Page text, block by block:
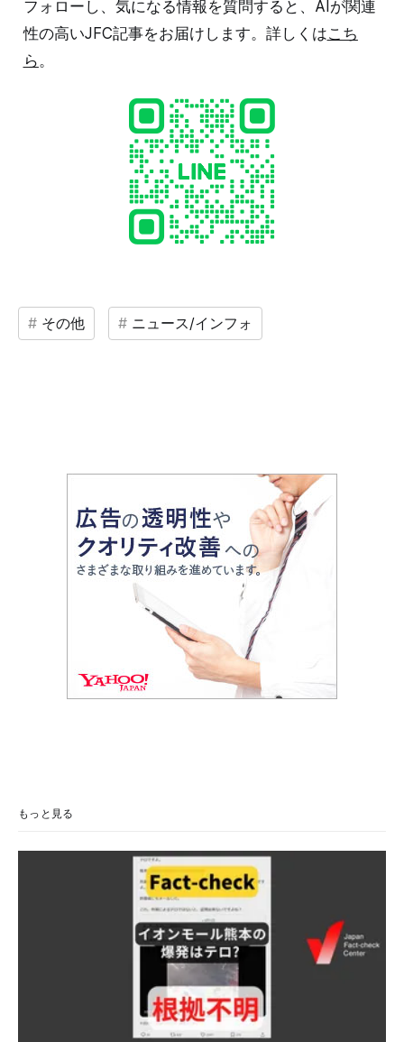
フォローし、気になる情報を質問すると、AIが関連
性の高いJFC記事をお届けします。詳しくはこち
ら。
その他 ニュース/インフォ
もっと見る